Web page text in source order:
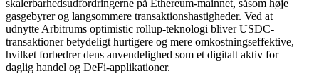
skalerbarhedsudfordringerne på Ethereum-mainnet, såsom høje
gasgebyrer og langsommere transaktionshastigheder. Ved at
udnytte Arbitrums optimistic rollup-teknologi bliver USDC-
transaktioner betydeligt hurtigere og mere omkostningseffektive,
hvilket forbedrer dens anvendelighed som et digitalt aktiv for
daglig handel og DeFi-applikationer.